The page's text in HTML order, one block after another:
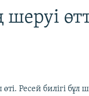
Ресей билігі бұл